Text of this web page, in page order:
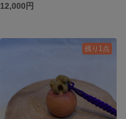
12,000円
残り1点